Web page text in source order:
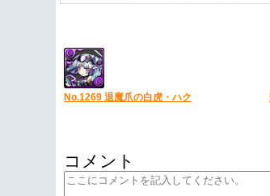
No.1269 退魔爪の白虎・ハク
コメント